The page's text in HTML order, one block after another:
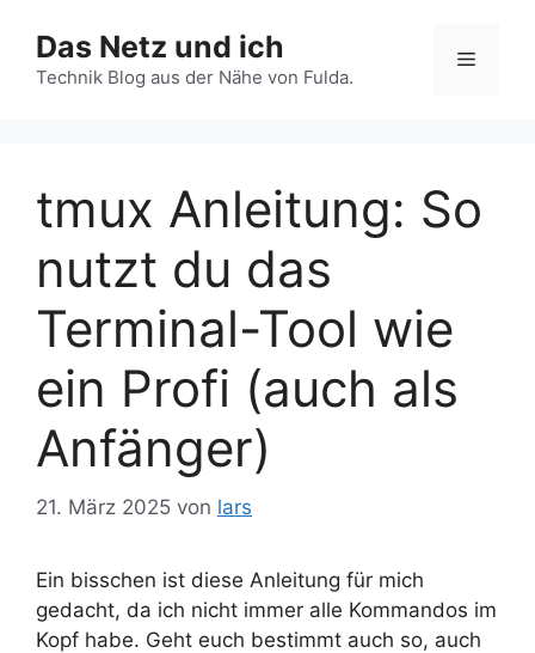
Inhalt
springen
Das Netz und ich
Technik Blog aus der Nähe von Fulda.
Menü
tmux Anleitung: So
nutzt du das
Terminal-Tool wie
ein Profi (auch als
Anfänger)
21. März 2025 von lars
Ein bisschen ist diese Anleitung für mich
gedacht, da ich nicht immer alle Kommandos im
Kopf habe. Geht euch bestimmt auch so, auch